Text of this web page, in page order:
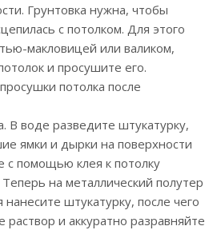
Грунтовка нужна, чтобы
с потолком. Для этого
макловицей или валиком,
и просушите его.
потолка после
В воде разведите штукатурку,
ямки и дырки на поверхности
с помощью клея к потолку
на металлический полутер
штукатурку, после чего
раствор и аккуратно разравняйте